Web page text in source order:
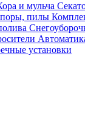
и мульча
пилы
установки